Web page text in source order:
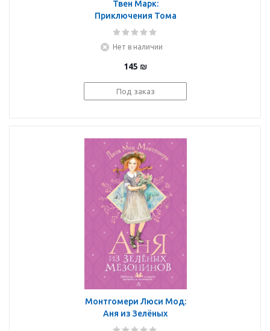
Твен Марк:
Приключения Тома
Сойера
Нет в наличии
145 ₪
Под заказ
Монтгомери Люси Мод:
Аня из Зелёных
Мезонинов